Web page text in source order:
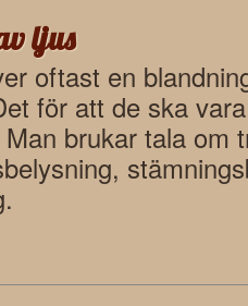
ljus
oftast en
för att de ska
brukar tala om